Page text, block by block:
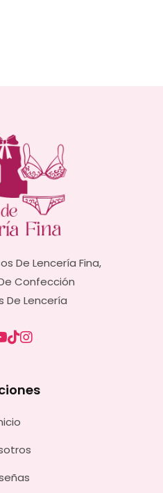
De Lencería Fina,
Confección
De Lencería